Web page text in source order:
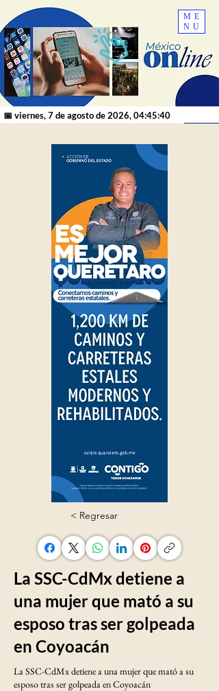
ME
NU
📅 viernes, 7 de agosto de 2026, 04:45:40
< Regresar
La SSC-CdMx detiene a
una mujer que mató a su
esposo tras ser golpeada
en Coyoacán
La SSC-CdMx detiene a una mujer que mató a su
esposo tras ser golpeada en Coyoacán